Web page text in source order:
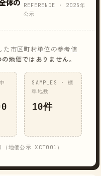
体の
REFERENCE · 2025年
公示
市区町村単位の参考値
地価ではありません。
SAMPLES · 標
準地数
10件
地価公示 XCT001）